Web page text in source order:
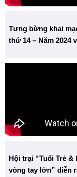
Tưng bừng khai
thứ 14 – Năm 2024
Hội trại “Tuổi Trẻ &
vòng tay lớn” diễn